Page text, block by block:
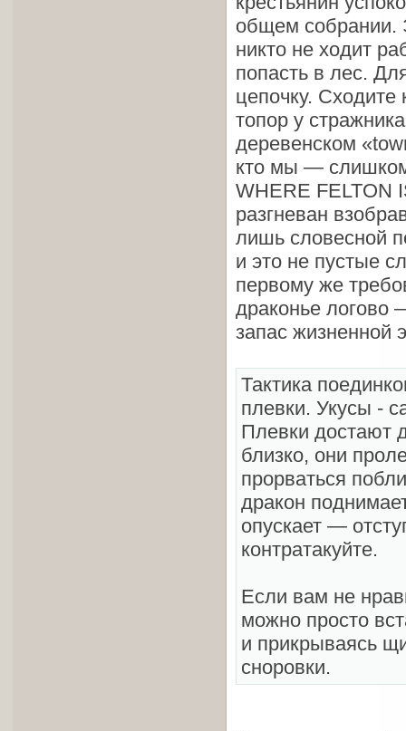
общем собрании.
никто не ходит
попасть в лес.
цепочку. Сходите
топор у
деревенском
кто мы —
WHERE FELTON
разгневан
лишь словесной
и это не пустые
первому же
драконье логово
запас жизненной
Тактика
плевки. Укусы -
Плевки достают
близко, они
прорваться
дракон
опускает —
контратакуйте.
Если вам не
можно просто
и прикрываясь
сноровки.